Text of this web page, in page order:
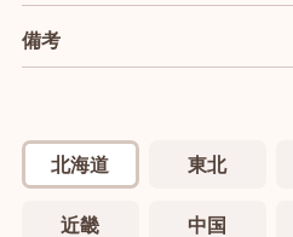
備考
北海道 東北
近畿 中国